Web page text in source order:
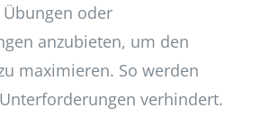
oder
anzubieten, um den
maximieren. So werden
verhindert.